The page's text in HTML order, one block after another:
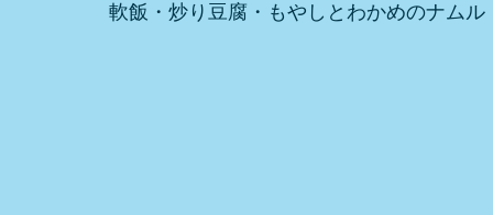
軟飯・炒り豆腐・もやしとわかめのナムル